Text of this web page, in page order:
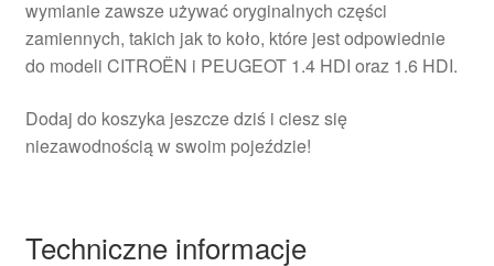
wymianie zawsze używać oryginalnych części
zamiennych, takich jak to koło, które jest odpowiednie
do modeli CITROËN i PEUGEOT 1.4 HDI oraz 1.6 HDI.
Dodaj do koszyka jeszcze dziś i ciesz się
niezawodnością w swoim pojeździe!
Techniczne informacje